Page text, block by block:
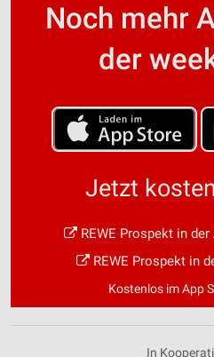
Noch mehr
der
Jetzt
REWE Prospekt in
REWE Prospekt in
Kostenlos im App
In